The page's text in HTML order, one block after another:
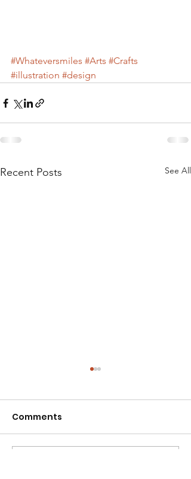
#Whateversmiles #Arts #Crafts
#illustration #design
Recent Posts See All
Comments